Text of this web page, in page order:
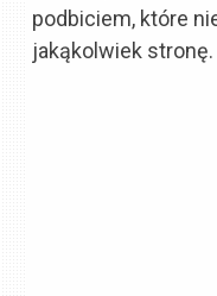
podbiciem, które
jakąkolwiek stronę.